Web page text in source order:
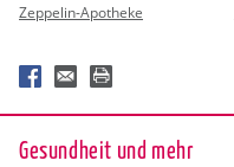
Zeppelin-Apotheke
Ge­sund­heit und mehr